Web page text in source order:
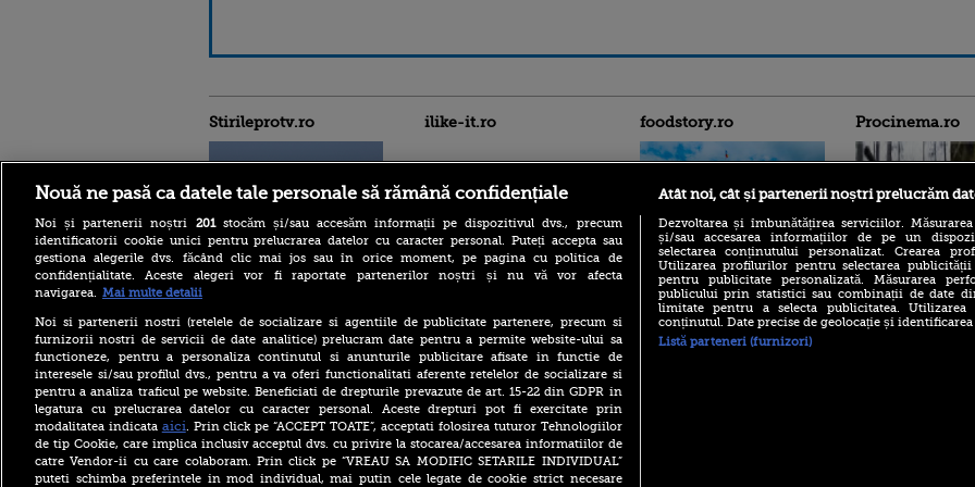
Stirileprotv.ro
Iranul, aproape de un acord
condiții pune Teheranul
Volodimir Zelenski, apel
disperat către aliați:
„Rachetele voastre din
depozite ar putea salva vieți
în Ucraina”
Un sat din Spania cu 93 de
locuitori se pregătește mii
de turiști veniți să vadă
eclipsa de Soare
ilike-it.ro foodstory.ro
(P) Descoperă Lumea
Evenimentelor din România
cu Transilvania Events!
(P) Raku, gaming intens și o
pauză binemeritată cu...
Procinema.ro
Nikolaj Coster-
Urzeala
Annabelle Wallis,
lui Sebastian Stan,
Nouă ne pasă ca datele tale personale să rămână confidențiale
Noi și partenerii noștri 201stocăm și/sau accesăm informații pe dispozitivul dvs., precum
identificatorii cookie unici pentru prelucrarea datelor cu caracter personal. Puteți accepta sau
gestiona alegerile dvs. făcând clic mai jos sau în orice moment, pe pagina cu politica de
confidențialitate. Aceste alegeri vor fi raportate partenerilor noștri și nu vă vor afecta
navigarea. Mai multe detalii
Noi si partenerii nostri (retelele de socializare si agentiile de publicitate partenere, precum si
furnizorii nostri de servicii de date analitice) prelucram date pentru a permite website-ului sa
functioneze, pentru a personaliza continutul si anunturile publicitare afisate in functie de
interesele si/sau profilul dvs., pentru a va oferi functionalitati aferente retelelor de socializare si
pentru a analiza traficul pe website. Beneficiati de drepturile prevazute de art. 15-22 din GDPR in
legatura cu prelucrarea datelor cu caracter personal. Aceste drepturi pot fi exercitate prin
modalitatea indicata aici. Prin click pe “ACCEPT TOATE”, acceptati folosirea tuturor Tehnologiilor
de tip Cookie, care implica inclusiv acceptul dvs. cu privire la stocarea/accesarea informatiilor de
catre Vendor-ii cu care colaboram. Prin click pe “VREAU SA MODIFIC SETARILE INDIVIDUAL”
puteti schimba preferintele in mod individual, mai putin cele legate de cookie strict necesare
Atât noi, cât și partenerii noștri prelucrăm
Dezvoltarea și îmbunătățirea serviciilor.
și/sau accesarea informațiilor de pe un
selectarea conținutului personalizat. Crearea
Utilizarea profilurilor pentru selectarea
pentru publicitate personalizată. Măsurarea
publicului prin statistici sau combinații de date
limitate pentru a selecta publicitatea.
conținutul. Date precise de geolocație și
Listă parteneri (furnizori)